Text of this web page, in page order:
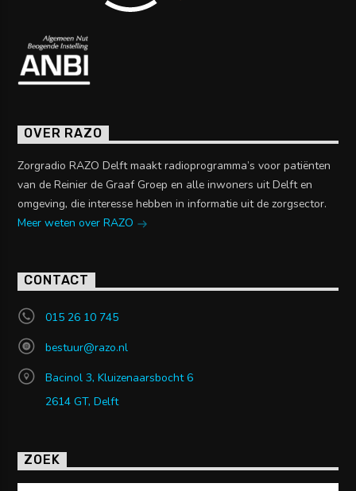
OVER RAZO
Zorgradio RAZO Delft maakt radioprogramma’s voor patiënten
van de Reinier de Graaf Groep en alle inwoners uit Delft en
omgeving, die interesse hebben in informatie uit de zorgsector.
Meer weten over RAZO
CONTACT
015 26 10 745
bestuur@razo.nl
Bacinol 3, Kluizenaarsbocht 6
2614 GT, Delft
ZOEK